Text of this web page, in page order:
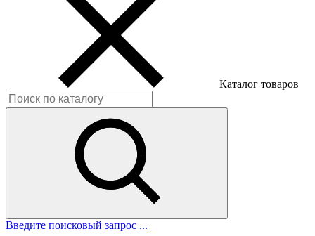
Каталог товаров
Введите поисковый запрос ...